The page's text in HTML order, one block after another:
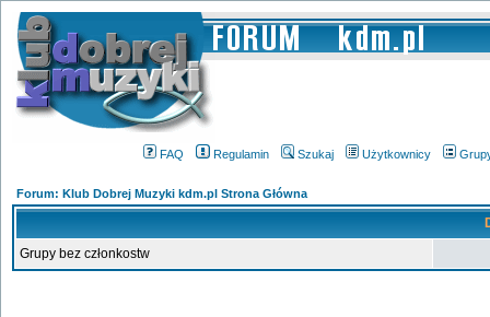
FAQ Regulamin Szukaj Użytkownicy
Forum: Klub Dobrej Muzyki kdm.pl Strona Główna
Grupy bez członkostw